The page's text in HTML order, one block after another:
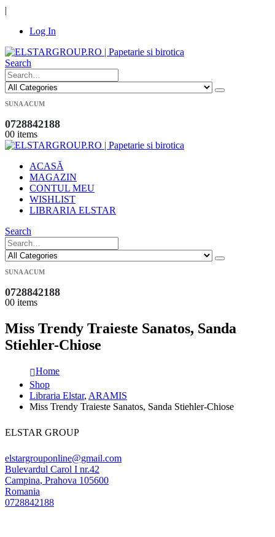
|
Log In
Search
SUNA ACUM
0728842188
00 items
ACASĂ
MAGAZIN
CONTUL MEU
WISHLIST
LIBRARIA ELSTAR
Search
SUNA ACUM
0728842188
00 items
Miss Trendy Traieste Sanatos, Sanda
Stiehler-Chiose
Home
Shop
Libraria Elstar, ARAMIS
Miss Trendy Traieste Sanatos, Sanda Stiehler-Chiose
ELSTAR GROUP
elstargrouponline@gmail.com
Bulevardul Carol I nr.42
Campina, Prahova 105600
Romania
0728842188